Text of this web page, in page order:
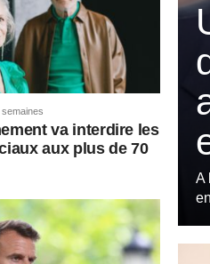
A
semaines
va interdire les
aux plus de 70